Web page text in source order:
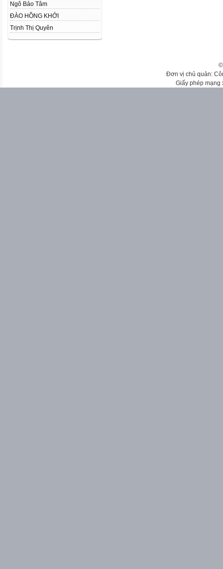
Ngô Bảo Tâm
ĐÀO HỒNG KHỞI
Trịnh Thị Quyên
Đơn vị chủ quản:
Giấy phép mạng